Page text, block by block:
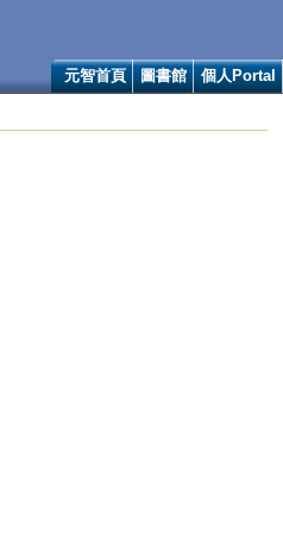
元智首頁 圖書館 個人Portal